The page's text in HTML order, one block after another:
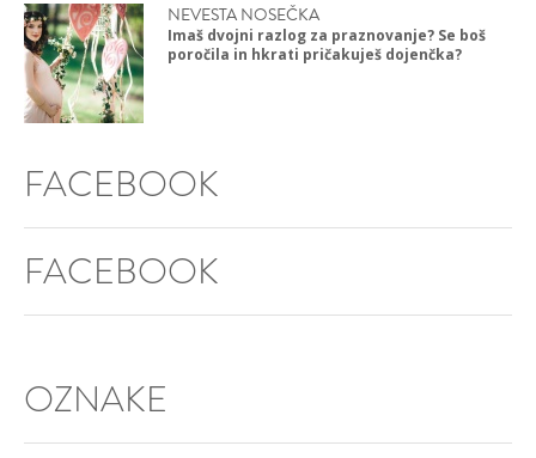
NEVESTA NOSEČKA
Imaš dvojni razlog za praznovanje? Se boš
poročila in hkrati pričakuješ dojenčka?
FACEBOOK
FACEBOOK
OZNAKE